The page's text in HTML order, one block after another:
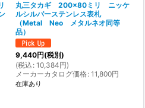
丸三タカギ 200×80ミリ ニッケ
ルシルバーステンレス表札
（Metal Neo メタルネオ同等
品）
9,440円(税別)
(税込 : 10,384円)
メーカーカタログ価格: 11,800円
在庫あり